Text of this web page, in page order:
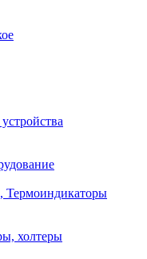
Термоиндикаторы
холтеры